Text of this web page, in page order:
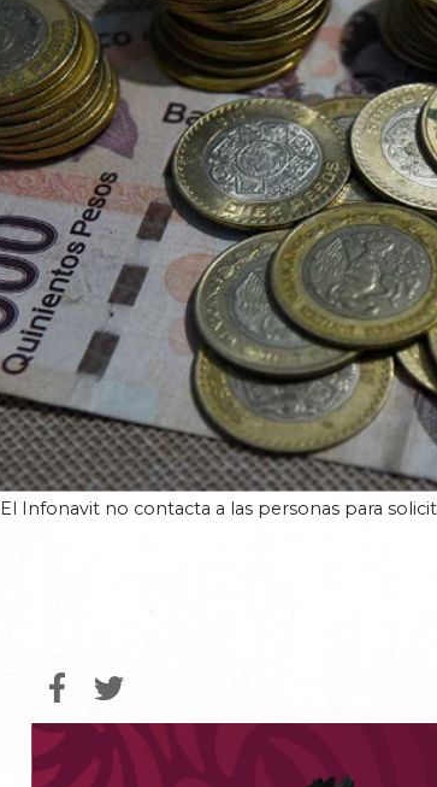
El Infonavit no contacta a las personas para